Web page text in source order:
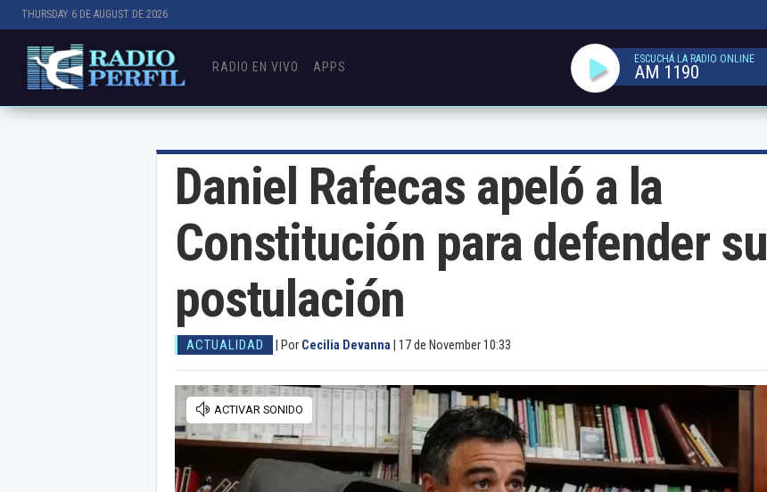
THURSDAY 6 DE AUGUST DE 2026
RADIO EN VIVO APPS
ESCUCHÁ LA RADIO ONLINE
AM 1190
Daniel Rafecas apeló a la
Constitución para defender su
postulación
ACTUALIDAD Por Cecilia Devanna 17 de November 10:33